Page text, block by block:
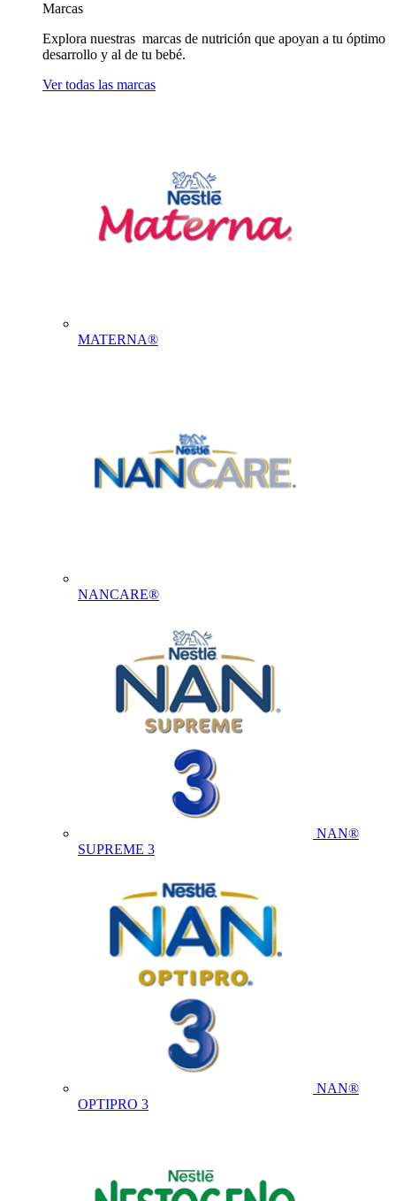
Marcas
Explora nuestras marcas de nutrición que apoyan a tu óptimo
desarrollo y al de tu bebé.
Ver todas las marcas
MATERNA®
NANCARE®
NAN®
SUPREME 3
NAN®
OPTIPRO 3